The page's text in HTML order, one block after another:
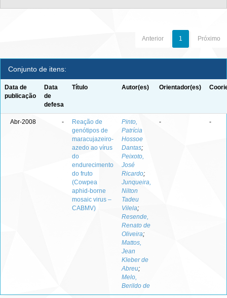
Anterior 1 Próximo
Conjunto de itens:
Data de
publicação
Data
de
defesa
Título Autor(es) Orientador(es)
Abr-2008 -
Reação de
genótipos de
maracujazeiro-
azedo ao vírus
do
endurecimento
do fruto
(Cowpea
aphid-borne
mosaic virus –
CABMV)
Pinto,
Patrícia
Hossoe
Dantas;
Peixoto,
José
Ricardo;
Junqueira,
Nilton
Tadeu
Vilela;
Resende,
Renato de
Oliveira;
Mattos,
Jean
Kleber de
Abreu;
Melo,
Berildo de
- -